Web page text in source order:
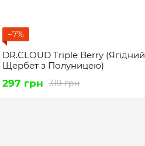
−7%
DR.CLOUD Triple Berry (Ягідний
Щербет з Полуницею)
319 грн
297 грн